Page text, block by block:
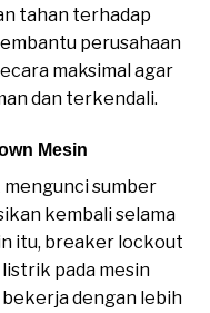
tahan terhadap
perusahaan
maksimal agar
dan terkendali.
Mesin
sumber
kembali selama
itu, breaker lockout
pada mesin
dengan lebih